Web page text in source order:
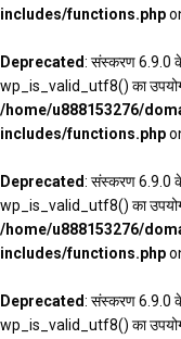
includes/functions.php
Deprecated: संस्करण 6.9.0
wp_is_valid_utf8() का
/home/u888153276/
includes/functions.php
Deprecated: संस्करण 6.9.0
wp_is_valid_utf8() का
/home/u888153276/
includes/functions.php
Deprecated: संस्करण 6.9.0
wp_is_valid_utf8() का